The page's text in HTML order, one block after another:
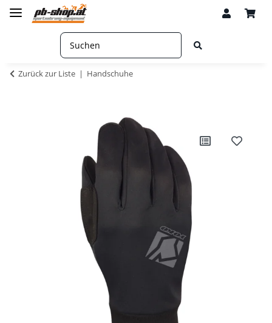
Zurück zur Liste Handschuhe